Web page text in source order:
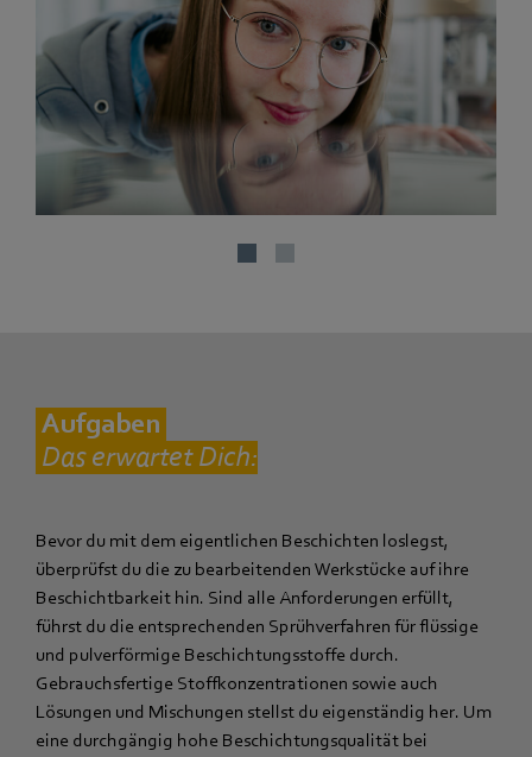
Aufgaben
Das erwartet Dich:
Bevor du mit dem eigentlichen Beschichten loslegst,
überprüfst du die zu bearbeitenden Werkstücke auf ihre
Beschichtbarkeit hin. Sind alle Anforderungen erfüllt,
führst du die entsprechenden Sprühverfahren für flüssige
und pulverförmige Beschichtungsstoffe durch.
Gebrauchsfertige Stoffkonzentrationen sowie auch
Lösungen und Mischungen stellst du eigenständig her. Um
eine durchgängig hohe Beschichtungsqualität bei